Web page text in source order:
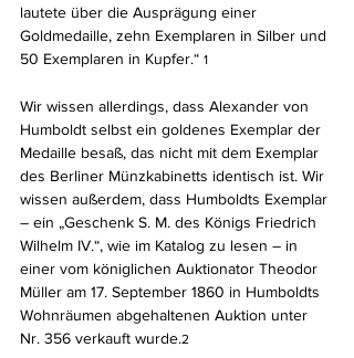
lautete über die Ausprägung einer
Goldmedaille, zehn Exemplaren in Silber und
50 Exemplaren in Kupfer.“ 1
Wir wissen allerdings, dass Alexander von
Humboldt selbst ein goldenes Exemplar der
Medaille besaß, das nicht mit dem Exemplar
des Berliner Münzkabinetts identisch ist. Wir
wissen außerdem, dass Humboldts Exemplar
– ein „Geschenk S. M. des Königs Friedrich
Wilhelm IV.“, wie im Katalog zu lesen – in
einer vom königlichen Auktionator Theodor
Müller am 17. September 1860 in Humboldts
Wohnräumen abgehaltenen Auktion unter
Nr. 356 verkauft wurde.2